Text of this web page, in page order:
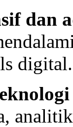
dan
digital.